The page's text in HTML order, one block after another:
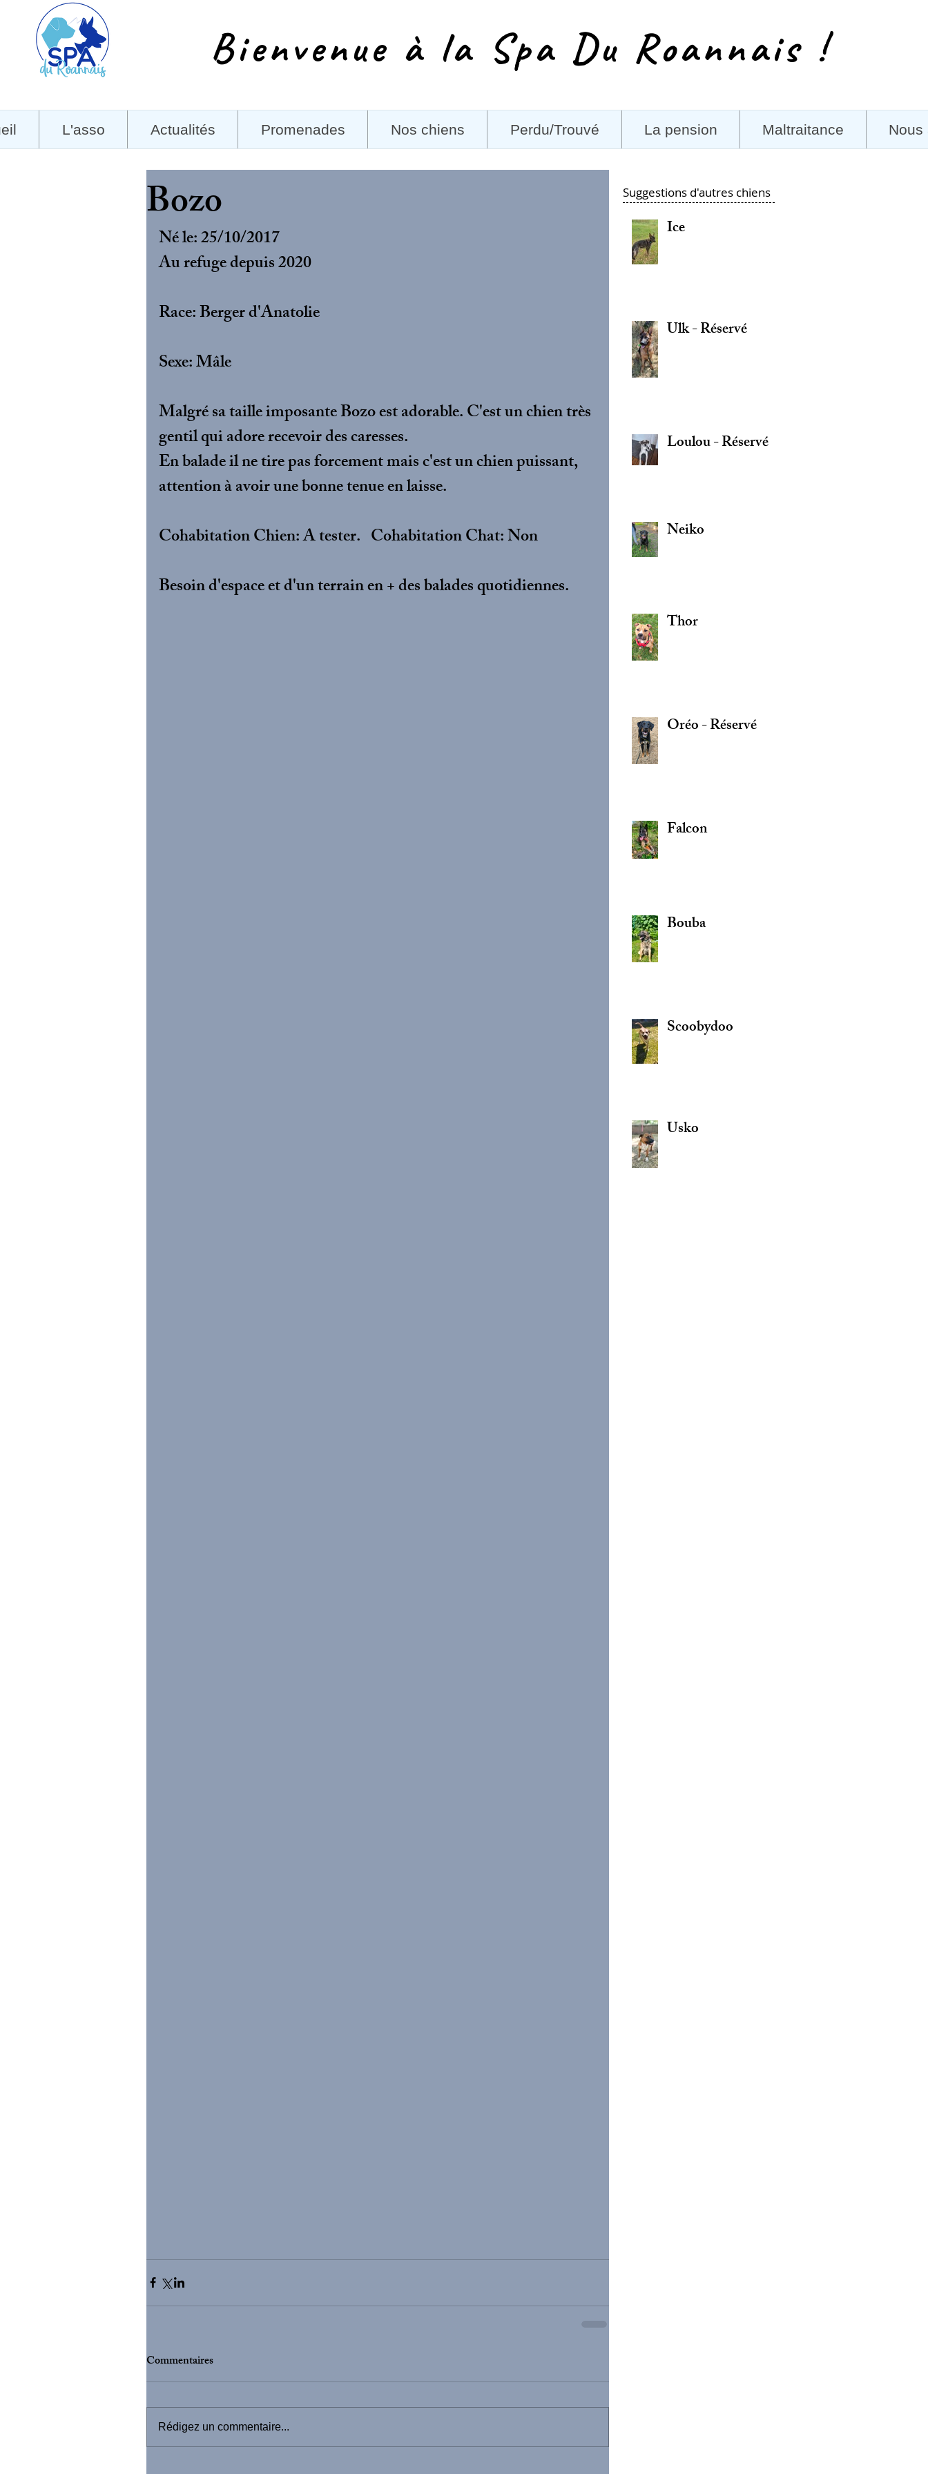
Bienvenue à la Spa Du Roannais !
L'asso Actualités Promenades Nos chiens Perdu/Trouvé La pension Maltraitance Nous
Bozo
Né le: 25/10/2017
Au refuge depuis 2020
Race: Berger d'Anatolie
Sexe: Mâle
Malgré sa taille imposante Bozo est adorable. C'est un chien très
gentil qui adore recevoir des caresses.
En balade il ne tire pas forcement mais c'est un chien puissant,
attention à avoir une bonne tenue en laisse.
Cohabitation Chien: A tester.   Cohabitation Chat: Non
Besoin d'espace et d'un terrain en + des balades quotidiennes.
Commentaires
Rédigez un commentaire...
Suggestions d'autres chiens
Ice
Ulk - Réservé
Loulou - Réservé
Neiko
Thor
Oréo - Réservé
Falcon
Bouba
Scoobydoo
Usko